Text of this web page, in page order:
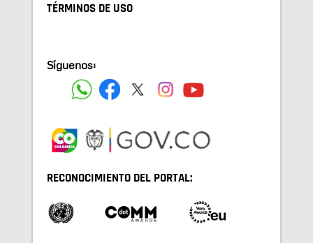
TÉRMINOS DE USO
Síguenos:
RECONOCIMIENTO DEL PORTAL: